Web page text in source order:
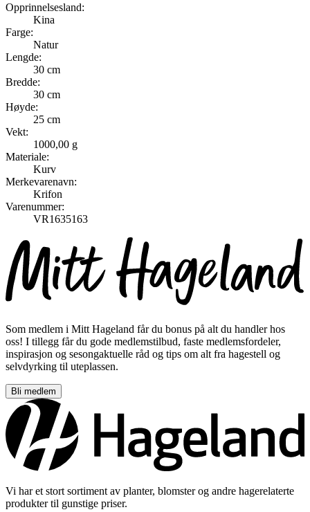
Opprinnelsesland:
Kina
Farge:
Natur
Lengde:
30 cm
Bredde:
30 cm
Høyde:
25 cm
Vekt:
1000,00 g
Materiale:
Kurv
Merkevarenavn:
Krifon
Varenummer:
VR1635163
Som medlem i Mitt Hageland får du bonus på alt du handler hos
oss! I tillegg får du gode medlemstilbud, faste medlemsfordeler,
inspirasjon og sesongaktuelle råd og tips om alt fra hagestell og
selvdyrking til uteplassen.
Bli medlem
Vi har et stort sortiment av planter, blomster og andre hagerelaterte
produkter til gunstige priser.